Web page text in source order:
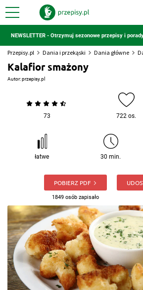
NEWSLETTER - Otrzymuj sezonowe przepisy i
Przepisy.pl Dania i przekąski Dania główne
Kalafior smażony
Autor:przepisy.pl
73 722 os.
łatwe 30 min.
POBIERZ PDF
1849 osób zapisało